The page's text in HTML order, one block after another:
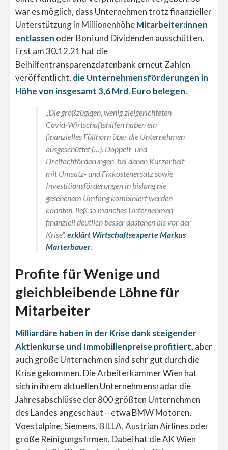
war es möglich, dass Unternehmen trotz finanzieller
Unterstützung in MillionenhöheMitarbeiter:innen
entlassen oder Boni und Dividenden ausschütten.
Erst am 30.12.21 hat die
Beihilfentransparenzdatenbank erneut Zahlen
veröffentlicht, die Unternehmensförderungen in
Höhe von insgesamt 3,6 Mrd. Euro belegen.
„Die großzügigen, wenig zielgerichteten
Covid-Wirtschaftshilfen haben ein
finanzielles Füllhorn über die Unternehmen
ausgeschüttet (…). Doppelt- und
Dreifachförderungen, bei denen Kurzarbeit
mit Umsatz- und Fixkostenersatz sowie
Investitionsförderungen in bislang nie
gesehenem Umfang kombiniert werden
konnten, ließ so manches Unternehmen
finanziell deutlich besser dastehen als vor der
Krise“, erklärt Wirtschaftsexperte Markus
Marterbauer.
Profite für Wenige und
gleichbleibende Löhne für
Mitarbeiter
Milliardäre haben in der Krise dank steigender
Aktienkurse und Immobilienpreise profitiert, aber
auch große Unternehmen sind sehr gut durch die
Krise gekommen. Die Arbeiterkammer Wien hat
sich in ihrem aktuellen Unternehmensradar die
Jahresabschlüsse der 800 größten Unternehmen
des Landes angeschaut – etwa BMW Motoren,
Voestalpine, Siemens, BILLA, Austrian Airlines oder
große Reinigungsfirmen. Dabei hat die AK Wien